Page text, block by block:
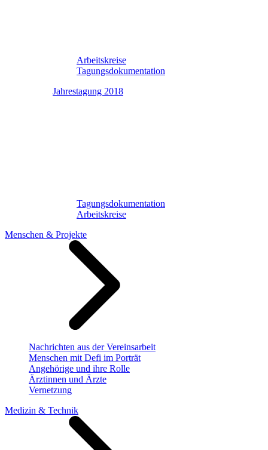
Arbeitskreise
Tagungsdokumentation
Jahrestagung 2018
Tagungsdokumentation
Arbeitskreise
Menschen & Projekte
Nachrichten aus der Vereinsarbeit
Menschen mit Defi im Porträt
Angehörige und ihre Rolle
Ärztinnen und Ärzte
Vernetzung
Medizin & Technik